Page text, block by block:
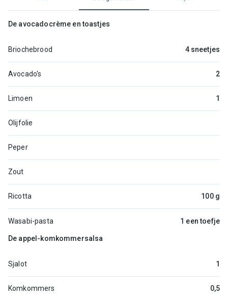
De avocadocrème en toastjes
Briochebrood 4 sneetjes
Avocado's 2
Limoen 1
Olijfolie
Peper
Zout
Ricotta 100 g
Wasabi-pasta 1 een toefje
De appel-komkommersalsa
Sjalot 1
Komkommers 0,5